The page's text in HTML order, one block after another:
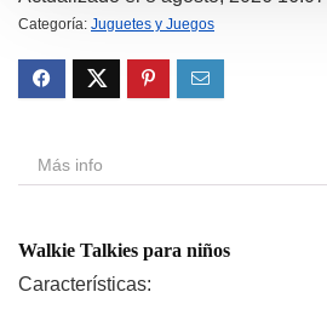
Categoría: Juguetes y Juegos
Más info
Walkie Talkies para niños
Características: